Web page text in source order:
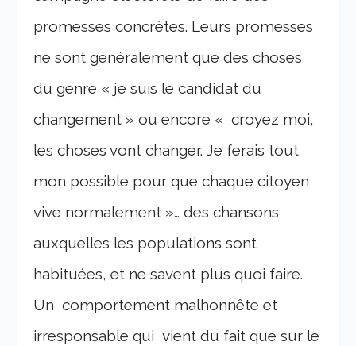
promesses concrètes. Leurs promesses
ne sont généralement que des choses
du genre « je suis le candidat du
changement » ou encore « croyez moi,
les choses vont changer. Je ferais tout
mon possible pour que chaque citoyen
vive normalement »… des chansons
auxquelles les populations sont
habituées, et ne savent plus quoi faire.
Un comportement malhonnête et
irresponsable qui vient du fait que sur le